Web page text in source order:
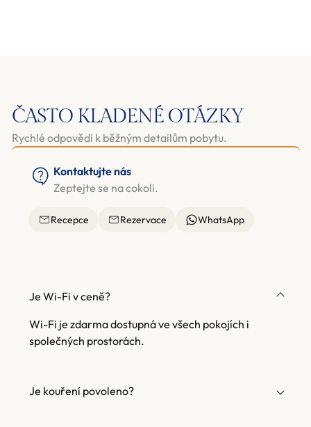
ČASTO KLADENÉ OTÁZKY
Rychlé odpovědi k běžným detailům pobytu.
Kontaktujte nás
Zeptejte se na cokoli.
Recepce Rezervace WhatsApp
Je Wi-Fi v ceně?
Wi-Fi je zdarma dostupná ve všech pokojích i
společných prostorách.
Je kouření povoleno?